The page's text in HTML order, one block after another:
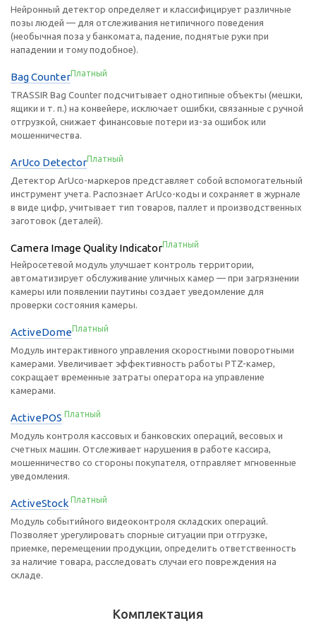
Нейронный детектор определяет и классифицирует различные
позы людей — для отслеживания нетипичного поведения
(необычная поза у банкомата, падение, поднятые руки при
нападении и тому подобное).
Bag CounterПлатный
TRASSIR Bag Counter подсчитывает однотипные объекты (мешки,
ящики и т. п.) на конвейере, исключает ошибки, связанные с ручной
отгрузкой, снижает финансовые потери из-за ошибок или
мошенничества.
ArUco DetectorПлатный
Детектор ArUco-маркеров представляет собой вспомогательный
инструмент учета. Распознает ArUco-коды и сохраняет в журнале
в виде цифр, учитывает тип товаров, паллет и производственных
заготовок (деталей).
Camera Image Quality IndicatorПлатный
Нейросетевой модуль улучшает контроль территории,
автоматизирует обслуживание уличных камер — при загрязнении
камеры или появлении паутины создает уведомление для
проверки состояния камеры.
ActiveDomeПлатный
Модуль интерактивного управления скоростными поворотными
камерами. Увеличивает эффективность работы PTZ-камер,
сокращает временные затраты оператора на управление
камерами.
ActivePOS Платный
Модуль контроля кассовых и банковских операций, весовых и
счетных машин. Отслеживает нарушения в работе кассира,
мошенничество со стороны покупателя, отправляет мгновенные
уведомления.
ActiveStock Платный
Модуль событийного видеоконтроля складских операций.
Позволяет урегулировать спорные ситуации при отгрузке,
приемке, перемещении продукции, определить ответственность
за наличие товара, расследовать случаи его повреждения на
складе.
Комплектация